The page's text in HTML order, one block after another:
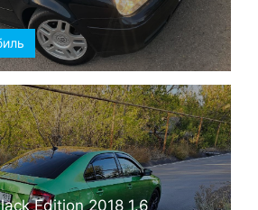
Edition 2018 1.6